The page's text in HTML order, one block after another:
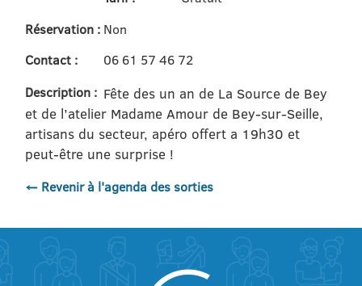
Réservation : Non
Contact :
06 61 57 46 72
Description : Fête des un an de La Source de Bey
et de l’atelier Madame Amour de Bey-sur-Seille,
artisans du secteur, apéro offert a 19h30 et
peut-être une surprise !
← Revenir à l'agenda des sorties